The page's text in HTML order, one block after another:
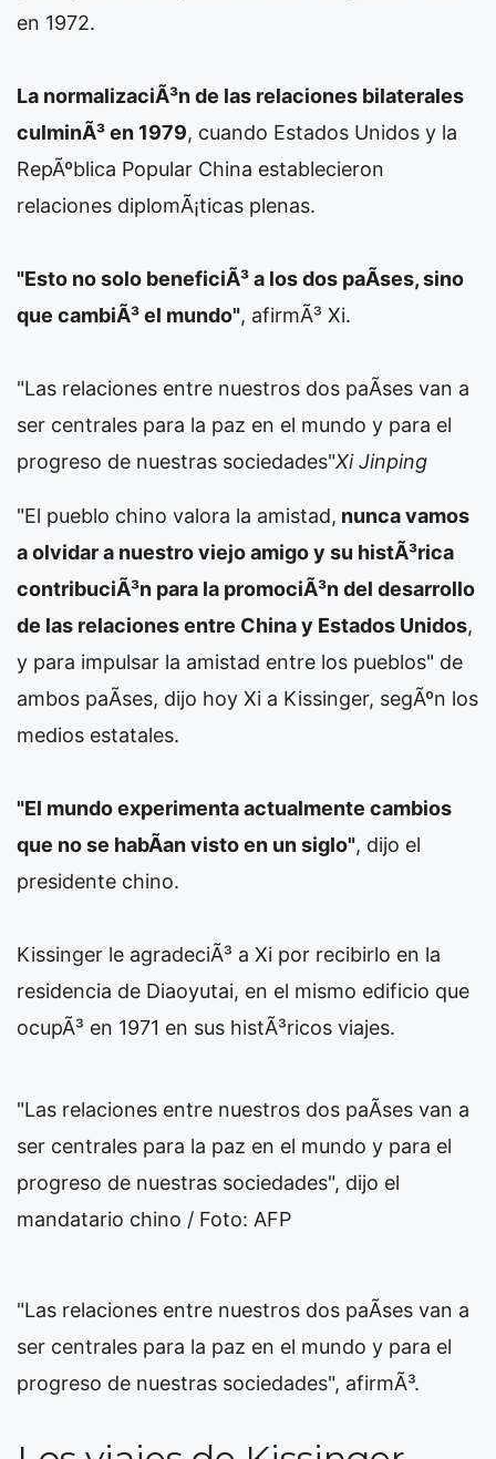
en 1972.
La normalizaciÃ³n de las relaciones bilaterales
culminÃ³ en 1979, cuando Estados Unidos y la
RepÃºblica Popular China establecieron
relaciones diplomÃ¡ticas plenas.
"Esto no solo beneficiÃ³ a los dos paÃ­ses, sino
que cambiÃ³ el mundo", afirmÃ³ Xi.
"Las relaciones entre nuestros dos paÃ­ses van a
ser centrales para la paz en el mundo y para el
progreso de nuestras sociedades"Xi Jinping
"El pueblo chino valora la amistad, nunca vamos
a olvidar a nuestro viejo amigo y su histÃ³rica
contribuciÃ³n para la promociÃ³n del desarrollo
de las relaciones entre China y Estados Unidos,
y para impulsar la amistad entre los pueblos" de
ambos paÃ­ses, dijo hoy Xi a Kissinger, segÃºn los
medios estatales.
"El mundo experimenta actualmente cambios
que no se habÃ­an visto en un siglo", dijo el
presidente chino.
Kissinger le agradeciÃ³ a Xi por recibirlo en la
residencia de Diaoyutai, en el mismo edificio que
ocupÃ³ en 1971 en sus histÃ³ricos viajes.
"Las relaciones entre nuestros dos paÃ­ses van a
ser centrales para la paz en el mundo y para el
progreso de nuestras sociedades", dijo el
mandatario chino / Foto: AFP
"Las relaciones entre nuestros dos paÃ­ses van a
ser centrales para la paz en el mundo y para el
progreso de nuestras sociedades", afirmÃ³.